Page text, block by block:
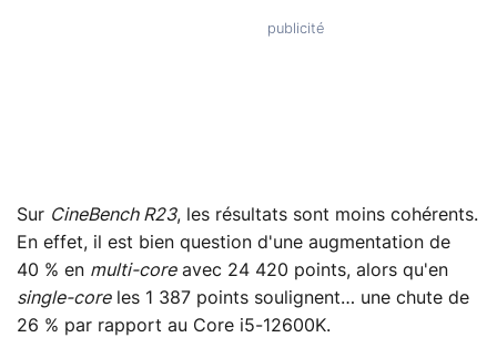
Sur CineBench R23, les résultats sont moins cohérents.
En effet, il est bien question d'une augmentation de
40 % en multi-coreavec 24 420 points, alors qu'en
single-coreles 1 387 points soulignent… une chute de
26 % par rapport au Core i5-12600K.